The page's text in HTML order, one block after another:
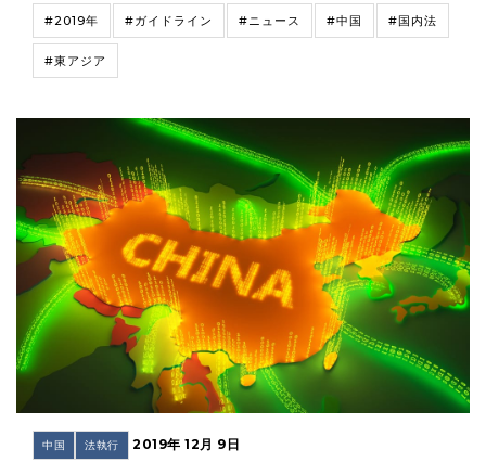
#2019年 #ガイドライン #ニュース #中国 #国内法
#東アジア
中国 法執行 2019年 12月 9日